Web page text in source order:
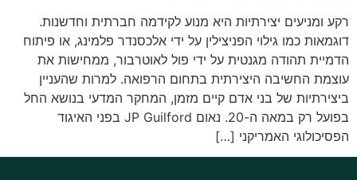
רקע ומניעים יצירתיות היא מנוע לקידמה חברתית וחדשנות.
דוגמאות כמו גילוי הפניצילין על ידי אלכסנדר פלמינג, או פיתוח
הדמיית תהודה מגנטית על ידי פול לאוטרבור, ממחישות את
עוצמת החשיבה היצירתית בתחום הרפואה. למרות שהעניין
ביצירתיות של בני אדם קיים מזמן, המחקר המדעי בנושא החל
בפועל רק במאה ה-20. נאום JP Guilford בפני האיגוד
הפסיכולוגי האמריקני […]